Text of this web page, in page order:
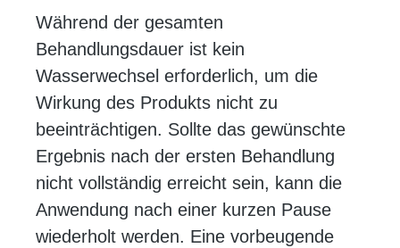
Während der gesamten
Behandlungsdauer ist kein
Wasserwechsel erforderlich, um die
Wirkung des Produkts nicht zu
beeinträchtigen. Sollte das gewünschte
Ergebnis nach der ersten Behandlung
nicht vollständig erreicht sein, kann die
Anwendung nach einer kurzen Pause
wiederholt werden. Eine vorbeugende